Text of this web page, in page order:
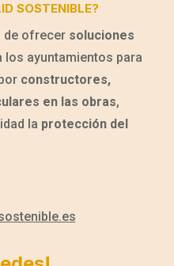
SOSTENIBLE?
de ofrecer soluciones
los ayuntamientos para
constructores,
en las obras,
la protección del